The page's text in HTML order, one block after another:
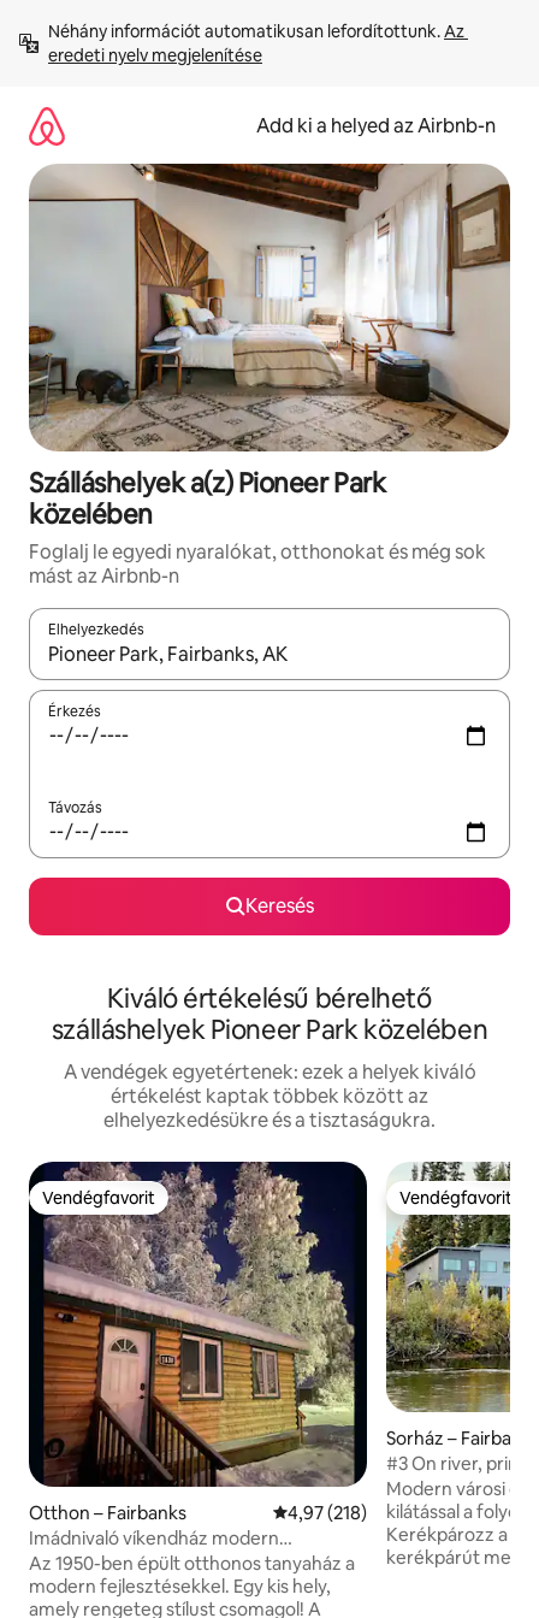
tartalomra
Néhány információt automatikusan lefordítottunk. Az
eredeti nyelv megjelenítése
Add ki a helyed az Airbnb-n
Szálláshelyek a(z) Pioneer Park
közelében
Foglalj le egyedi nyaralókat, otthonokat és még sok
mást az Airbnb-n
Elhelyezkedés
Az eredmények között a felfelé és a lefelé nyíllal
Érkezés
Távozás
Keresés
Kiváló értékelésű bérelhető
szálláshelyek Pioneer Park közelében
A vendégek egyetértenek: ezek a helyek kiváló
értékelést kaptak többek között az
elhelyezkedésükre és a tisztaságukra.
Vendégfavorit
Vendégfavorit
Otthon – Fairbanks Átlagos értékelés: 5/4,97, 218
4,97 (218)
Imádnivaló víkendház modern
fejlesztésekkel!
Az 1950-ben épült otthonos tanyaház a
modern fejlesztésekkel. Egy kis hely,
amely rengeteg stílust csomagol! A
Vendégfavorit
Vendégfavorit
Sorház –
#3 On river,
private chef
Modern városi
kilátással a
Kerékpározz a
kerékpárút